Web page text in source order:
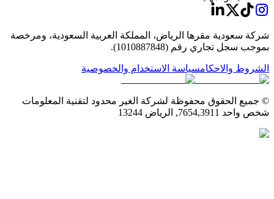
شركة سعودية مقرها الرياض، المملكة العربية السعودية، ومرخصة
بموجب سجل تجاري رقم (1010887848).
الشروط والاحكامسياسة الاستخدام والخصوصية
© جميع الحقوق محفوظة لشركة الغير محدود لتقنية المعلومات
شخص واحد 7654,3911, الرياض 13244